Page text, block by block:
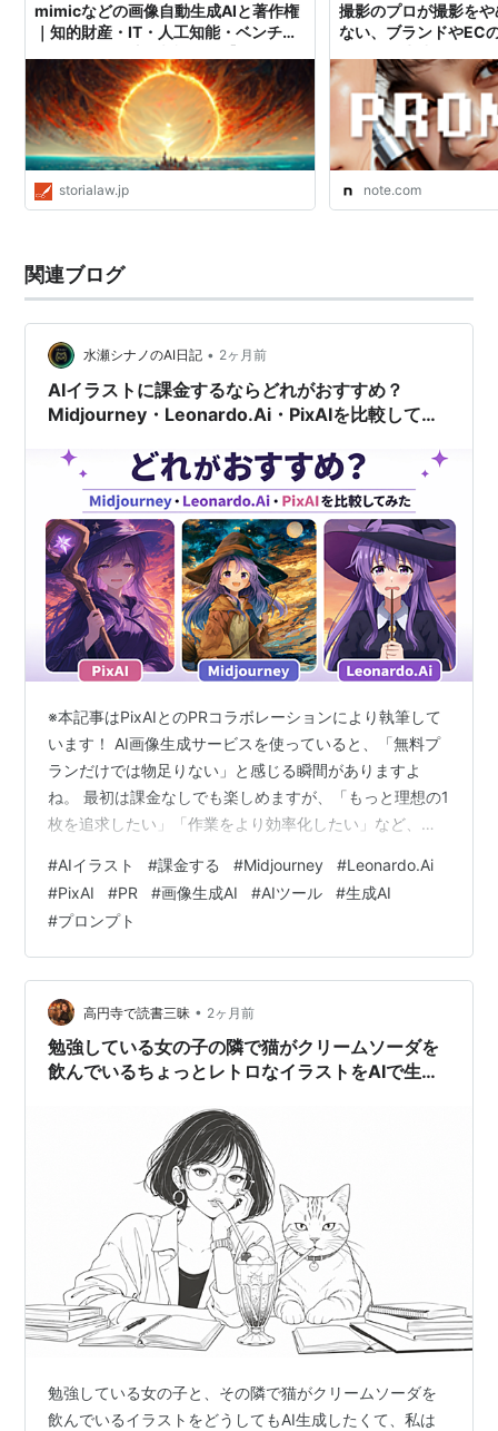
mimicなどの画像自動生成AIと著作権
｜知的財産・IT・人工知能・ベンチャ
法律事務所】
storialaw.jp
撮影のプロが撮影を
ない、ブランドやEC
ロンプトまとめ。｜
note.com
関連ブログ
水瀬シナノのAI日記 • 2ヶ月前
AIイラストに課金するならどれがおすすめ？
Midjourney・Leonardo.Ai・PixAIを比較してみ
※本記事はPixAIとのPRコラボレーションにより執筆して
います！ AI画像生成サービスを使っていると、「無料プ
ランだけでは物足りない」と感じる瞬間がありますよ
ね。 最初は課金なしでも楽しめますが、「もっと理想の1
枚を追求したい」「作業をより効率化したい」など、物
ろ。 しかし、いざ有料プランを契約しようと思うと、
「せっかく課金するなら、自分に合ったサービスを選び
たい」と迷うかもしれません。 そこで今回は、
Midjourney・Leonardo.Ai・PixAIの最安値有料プランを
実際に使い、料金や機能、画像生成・編集のしやすさを
比較します。 「A…
#AIイラスト #課金する #Midjourney #Leonardo.Ai
#PixAI #PR #画像生成AI #AIツール #生成AI
#プロンプト
高円寺で読書三昧 • 2ヶ月前
勉強している女の子の隣で猫がクリームソーダを
飲んでいるちょっとレトロなイラストをAIで生成
勉強している女の子と、その隣で猫がクリームソーダを
飲んでいるイラストをどうしてもAI生成したくて、私は